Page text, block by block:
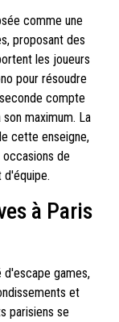
comme une
proposant des
les joueurs
pour résoudre
compte
maximum. La
cette enseigne,
de
à Paris
d'escape games,
et
parisiens se